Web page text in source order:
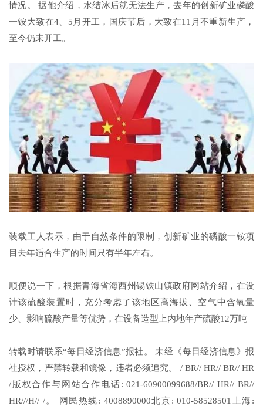
情况。 据他介绍，水结冰后就无法生产，去年的创新矿业磷酸
一铵大致在4、5月开工，国庆节后，大致在11月不重新生产，
至今仍未开工。
装载工人表示，由于自然条件的限制，创新矿业的磷酸一铵项
目去年适合生产的时间只有半年左右。
顺便说一下，根据青海省海西州锡铁山镇政府网站介绍，在设
计该硫酸装置时，充分考虑了该地区高海拔、空气中含氧量
少、影响硫酸产量等优势，在设备造型上内地年产硫酸12万吨
转载时请联系“每日经济信息”报社。 未经《每日经济信息》报
社授权，严禁转载和镜像，违者必须追究。 / BR// HR// BR// HR
/版权合作与网站合作电话: 021-60900099688/BR// HR// BR//
HR///H// /。 网民热线: 4008890000北京: 010-58528501上海: